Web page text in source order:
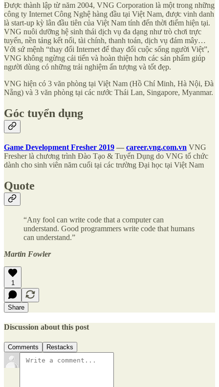
Được thành lập từ năm 2004, VNG Corporation là một trong những
công ty Internet Công Nghệ hàng đầu tại Việt Nam, được vinh danh
là start-up kỳ lân đầu tiên của Việt Nam tính đến thời điểm hiện tại.
VNG nuôi dưỡng hệ sinh thái dịch vụ đa dạng như trò chơi trực
tuyến, nền tảng kết nối, tài chính, thanh toán, dịch vụ đám mây…
Với sứ mệnh “thay đổi Internet để thay đổi cuộc sống người Việt”,
VNG không ngừng cải tiến và hoàn thiện hơn các sản phẩm giúp
người dùng có những trải nghiệm ấn tượng và tốt đẹp.
VNG hiện có 3 văn phòng tại Việt Nam (Hồ Chí Minh, Hà Nội, Đà
Nẵng) và 3 văn phòng tại các nước Thái Lan, Singapore, Myanmar.
Góc tuyển dụng
Game Development Fresher 2019 — career.vng.com.vn VNG
Fresher là chương trình Ðào Tạo & Tuyển Dụng do VNG tổ chức
dành cho sinh viên năm cuối tại các trường Ðại học tại Việt Nam
Quote
“Any fool can write code that a computer can
understand. Good programmers write code that humans
can understand.”
Martin Fowler
1
Share
Discussion about this post
Comments Restacks